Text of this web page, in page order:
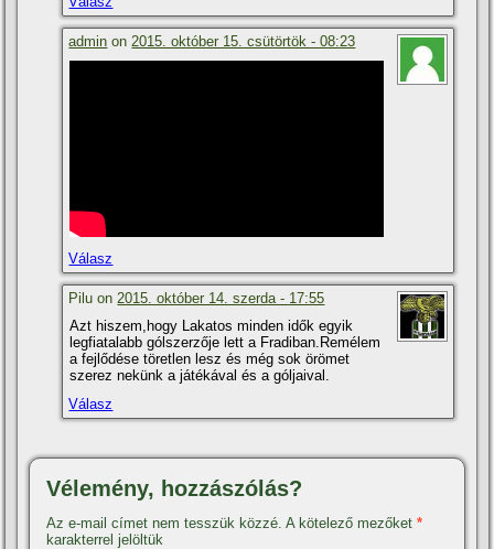
admin on2015. október 15. csütörtök - 08:23
Válasz
Pilu on 2015. október 14. szerda - 17:55
Azt hiszem,hogy Lakatos minden idők egyik
legfiatalabb gólszerzője lett a Fradiban.Remélem
a fejlődése töretlen lesz és még sok örömet
szerez nekünk a játékával és a góljaival.
Válasz
Vélemény, hozzászólás?
Az e-mail címet nem tesszük közzé. A kötelező mezőket*
karakterrel jelöltük